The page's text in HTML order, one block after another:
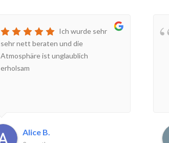
Ich wurde sehr
sehr nett beraten und die
Atmosphäre ist unglaublich
erholsam
Alice B.